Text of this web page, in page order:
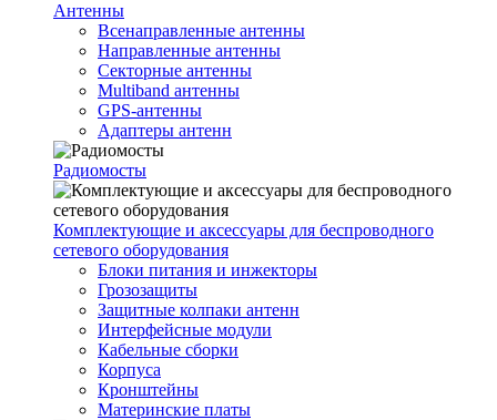
Антенны
Всенаправленные антенны
Направленные антенны
Секторные антенны
Multiband антенны
GPS-антенны
Адаптеры антенн
Радиомосты
Комплектующие и аксессуары для беспроводного
сетевого оборудования
Блоки питания и инжекторы
Грозозащиты
Защитные колпаки антенн
Интерфейсные модули
Кабельные сборки
Корпуса
Кронштейны
Материнские платы